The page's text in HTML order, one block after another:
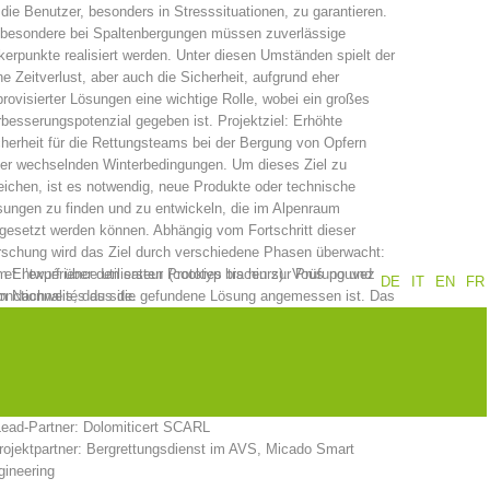
de sauvetage Contakt
Jahresberichte
Formation
Prévention PEER
Benutzer, besonders in Stresssituationen, zu garantieren.
bei Spaltenbergungen müssen zuverlässige
realisiert werden. Unter diesen Umständen spielt der
Zeitverlust, aber auch die Sicherheit, aufgrund eher
Lösungen eine wichtige Rolle, wobei ein großes
gegeben ist. Projektziel: Erhöhte
für die Rettungsteams bei der Bergung von Opfern
wechselnden Winterbedingungen. Um dieses Ziel zu
ist es notwendig, neue Produkte oder technische
zu finden und zu entwickeln, die im Alpenraum
werden können. Abhängig vom Fortschritt dieser
wird das Ziel durch verschiedene Phasen überwacht:
Entwurf über den ersten Prototyp bis hin zur Prüfung und
Nachweis, dass die gefundene Lösung angemessen ist. Das
Partner: Dolomiticert SCARL
Bergrettungsdienst im AVS, Micado Smart
DE
IT EN FR
l’expérience utilisateur (cookies traceurs). Vous pouvez
du site.